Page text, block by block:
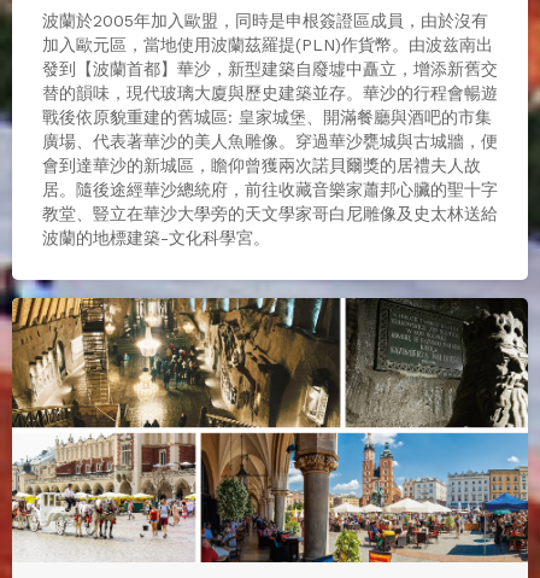
波蘭於2005年加入歐盟，同時是申根簽證區成員，由於沒有
加入歐元區，當地使用波蘭茲羅提(PLN)作貨幣。由波兹南出
發到【波蘭首都】華沙，新型建築自廢墟中矗立，增添新舊交
替的韻味，現代玻璃大廈與歷史建築並存。華沙的行程會暢遊
戰後依原貌重建的舊城區: 皇家城堡、開滿餐廳與酒吧的市集
廣場、代表著華沙的美人魚雕像。穿過華沙甕城與古城牆，便
會到達華沙的新城區，瞻仰曾獲兩次諾貝爾獎的居禮夫人故
居。隨後途經華沙總統府，前往收藏音樂家蕭邦心臟的聖十字
教堂、豎立在華沙大學旁的天文學家哥白尼雕像及史太林送給
波蘭的地標建築-文化科學宮。